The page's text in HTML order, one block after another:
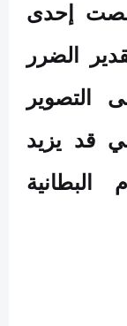
خلصت إحدى
الضرر
التصوير
قد يزيد
البطانية